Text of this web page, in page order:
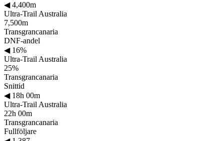
◀4,400m
Ultra-Trail Australia
7,500m
Transgrancanaria
DNF-andel
◀16%
Ultra-Trail Australia
25%
Transgrancanaria
Snittid
◀18h 00m
Ultra-Trail Australia
22h 00m
Transgrancanaria
Fullföljare